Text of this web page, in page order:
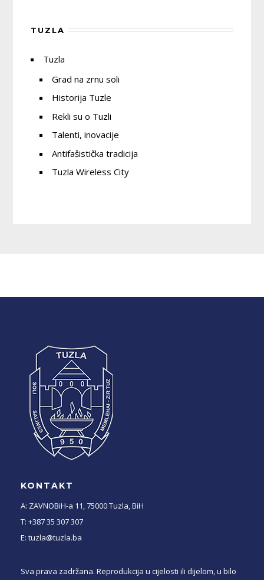
TUZLA
Tuzla
Grad na zrnu soli
Historija Tuzle
Rekli su o Tuzli
Talenti, inovacije
Antifašistička tradicija
Tuzla Wireless City
KONTAKT
A: ZAVNOBiH-a 11, 75000 Tuzla, BiH
T: +387 35 307 307
E: tuzla@tuzla.ba
Sva prava zadržana. Reprodukcija u cijelosti ili dijelom, u bilo